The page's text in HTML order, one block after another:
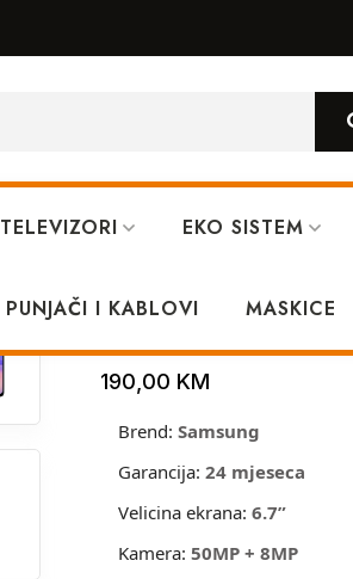
TELEVIZORI EKO SISTEM
PUNJAČI I KABLOVI MASKICE
Samsung A05
190,00 KM
Brend: Samsung
Garancija: 24 mjeseca
Velicina ekrana: 6.7”
Kamera: 50MP + 8MP